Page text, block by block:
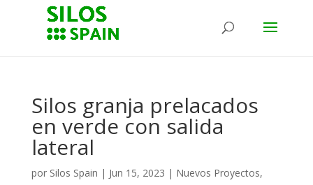
Silos granja prelacados
en verde con salida
lateral
por Silos Spain | Jun 15, 2023 | Nuevos Proyectos,